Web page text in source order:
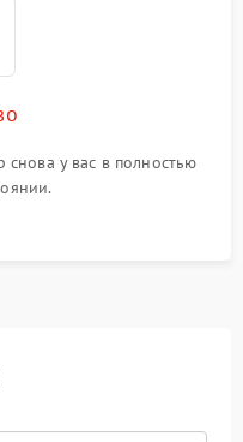
у вас в полностью